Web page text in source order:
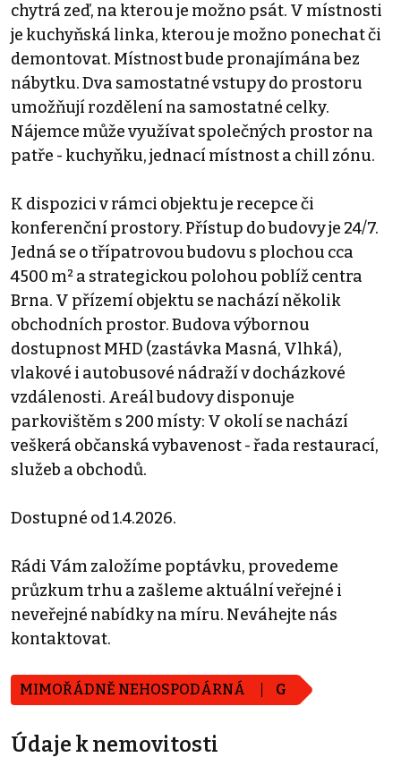
chytrá zeď, na kterou je možno psát. V místnosti
je kuchyňská linka, kterou je možno ponechat či
demontovat. Místnost bude pronajímána bez
nábytku. Dva samostatné vstupy do prostoru
umožňují rozdělení na samostatné celky.
Nájemce může využívat společných prostor na
patře - kuchyňku, jednací místnost a chill zónu.
K dispozici v rámci objektu je recepce či
konferenční prostory. Přístup do budovy je 24/7.
Jedná se o třípatrovou budovu s plochou cca
4500 m² a strategickou polohou poblíž centra
Brna. V přízemí objektu se nachází několik
obchodních prostor. Budova výbornou
dostupnost MHD (zastávka Masná, Vlhká),
vlakové i autobusové nádraží v docházkové
vzdálenosti. Areál budovy disponuje
parkovištěm s 200 místy: V okolí se nachází
veškerá občanská vybavenost - řada restaurací,
služeb a obchodů.
Dostupné od 1.4.2026.
Rádi Vám založíme poptávku, provedeme
průzkum trhu a zašleme aktuální veřejné i
neveřejné nabídky na míru. Neváhejte nás
kontaktovat.
MIMOŘÁDNĚ NEHOSPODÁRNÁ G
Údaje k nemovitosti